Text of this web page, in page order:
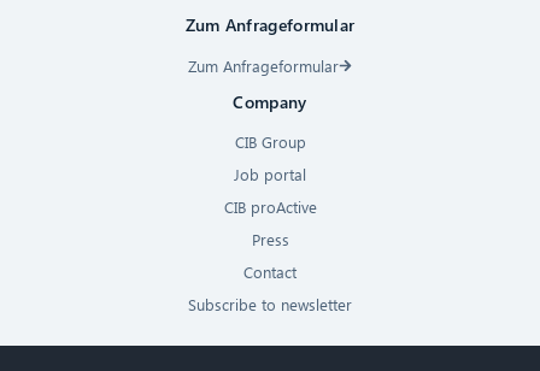
Zum Anfrageformular
Zum Anfrageformular
Company
CIB Group
Job portal
CIB proActive
Press
Contact
Subscribe to newsletter